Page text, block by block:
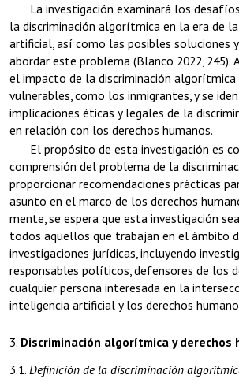
La investigación examinará los
la discriminación algorítmica en la era de
artificial, así como las posibles soluciones
abordar este problema (Blanco 2022, 245).
el impacto de la discriminación algorítmica
vulnerables, como los inmigrantes, y se
implicaciones éticas y legales de la
en relación con los derechos humanos.
El propósito de esta investigación es
comprensión del problema de la
proporcionar recomendaciones prácticas
asunto en el marco de los derechos
mente, se espera que esta investigación
todos aquellos que trabajan en el ámbito
investigaciones jurídicas, incluyendo
responsables políticos, defensores de los
cualquier persona interesada en la
inteligencia artificial y los derechos
3. Discriminación algorítmica y derechos
3.1. Definición de la discriminación